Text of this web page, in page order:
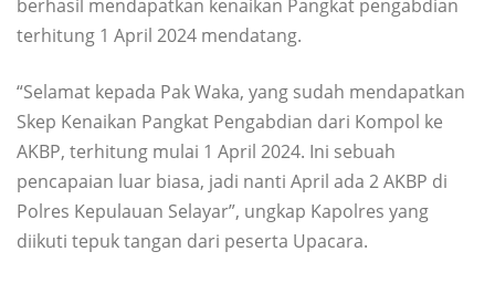
berhasil mendapatkan kenaikan Pangkat pengabdian
terhitung 1 April 2024 mendatang.
“Selamat kepada Pak Waka, yang sudah mendapatkan
Skep Kenaikan Pangkat Pengabdian dari Kompol ke
AKBP, terhitung mulai 1 April 2024. Ini sebuah
pencapaian luar biasa, jadi nanti April ada 2 AKBP di
Polres Kepulauan Selayar”, ungkap Kapolres yang
diikuti tepuk tangan dari peserta Upacara.